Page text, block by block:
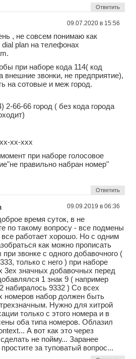
Ответить
09.07.2020 в 15:56
, не совсем понимаю как
dial plan на телефонах
при наборе кода 114( код
внешние звонки, не предприятие),
на сотовые и меж город.
2-66-66 город ( без кода города
хх-ххх
при наборе голосовое
правильно набран номер"
Ответить
09.09.2019 в 06:36
время суток, в не
по такому вопросу - все подмены
все работает хорошо. Но с одним
как можно прописать
при звонке с одного добавочного (
только с него ) при наборе
3ех значных добавочных перед
1 знак 9 ( например
набиралось 9332 ) Со всех
номеров набор должен быть
Нужно для хитрой
только с этого номера и в
оба типа номеров. Облазил
А вот как это через
не пойму... Заранее
за туповатый вопрос...